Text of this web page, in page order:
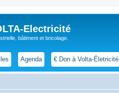
Electricité
bâtiment et bricolage.
Agenda € Don à Volta-Életricité